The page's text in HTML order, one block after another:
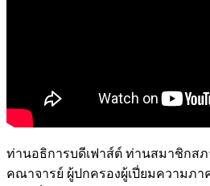
ท่านอธิการบดีเฟาส์ต์ ท่านสมาชิกส
คณาจารย์ ผู้ปกครองผู้เปี่ยมความภา